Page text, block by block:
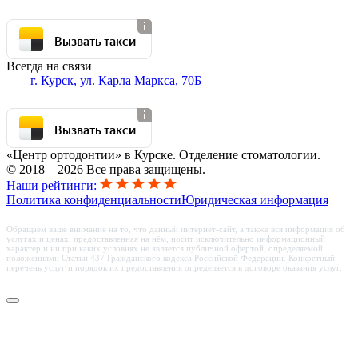
Вызвать такси
Всегда на связи
г. Курск, ул. Карла Маркса, 70Б
Вызвать такси
«Центр ортодонтии» в Курске. Отделение стоматологии.
© 2018—2026 Все права защищены.
Наши рейтинги:
Политика конфиденциальностиЮридическая информация
Обращаем ваше внимание на то, что данный интернет-сайт, а также вся информация об
услугах и ценах, предоставленная на нём, носит исключительно информационный
характер и ни при каких условиях не является публичной офертой, определяемой
положениями Статьи 437 Гражданского кодекса Российской Федерации. Конкретный
перечень услуг и порядок их предоставления определяется в договоре оказания услуг.